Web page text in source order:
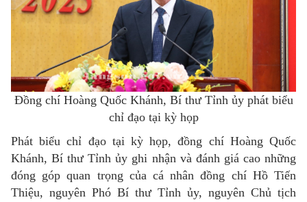
Đồng chí Hoàng Quốc Khánh, Bí thư Tỉnh ủy phát biểu
chỉ đạo tại kỳ họp
Phát biểu chỉ đạo tại kỳ họp, đồng chí Hoàng Quốc
Khánh, Bí thư Tỉnh ủy ghi nhận và đánh giá cao những
đóng góp quan trọng của cá nhân đồng chí Hồ Tiến
Thiệu, nguyên Phó Bí thư Tỉnh ủy, nguyên Chủ tịch